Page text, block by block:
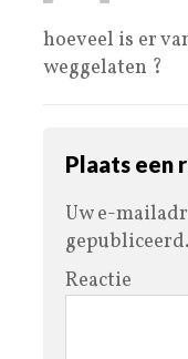
hoeveel is er
weggelaten ?
Plaats een
Uw e-
gepubliceerd.
Reactie